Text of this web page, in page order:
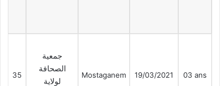
35
جمعية
الصحافة
لولاية
Mostaganem 19/03/2021 03 ans